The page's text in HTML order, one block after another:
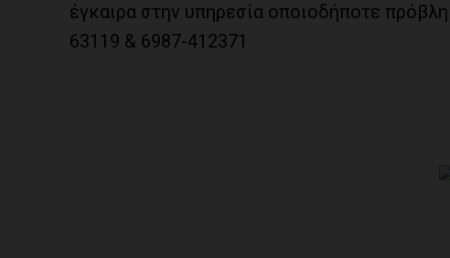
έγκαιρα στην υπηρεσία οποιοδήποτε
63119 & 6987-412371